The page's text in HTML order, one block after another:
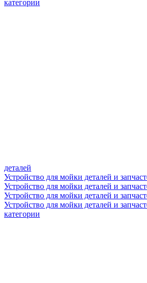
категории
деталей
Устройство для мойки деталей и
Устройство для мойки деталей и
Устройство для мойки деталей и
Устройство для мойки деталей и
категории